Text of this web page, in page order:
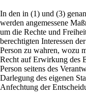
In den in (1) und (3)
werden angemessene
um die Rechte und
berechtigten Interessen
Person zu wahren, wozu
Recht auf Erwirkung des
Person seitens des
Darlegung des eigenen
Anfechtung der